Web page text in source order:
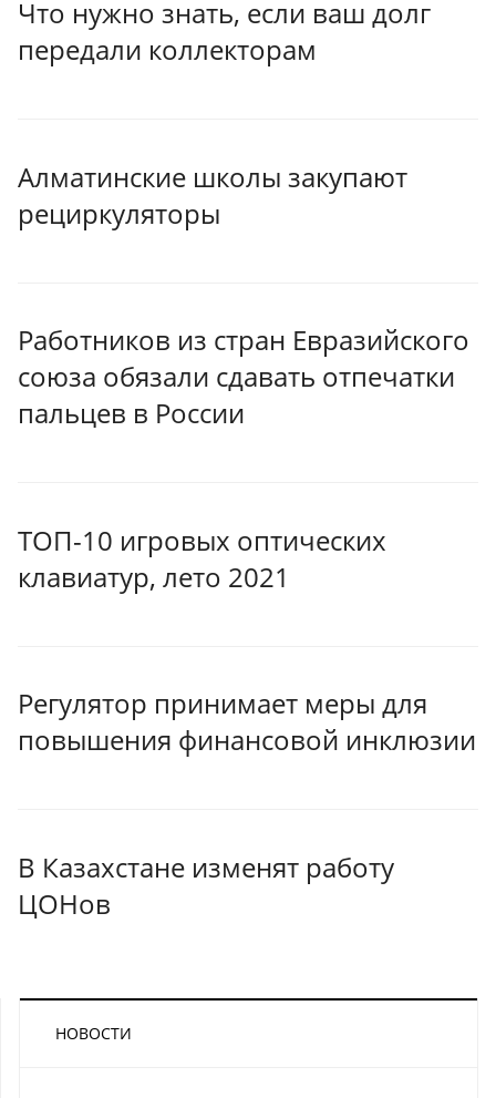
Что нужно знать, если ваш долг
передали коллекторам
Алматинские школы закупают
рециркуляторы
Работников из стран Евразийского
союза обязали сдавать отпечатки
пальцев в России
ТОП-10 игровых оптических
клавиатур, лето 2021
Регулятор принимает меры для
повышения финансовой инклюзии
В Казахстане изменят работу
ЦОНов
НОВОСТИ